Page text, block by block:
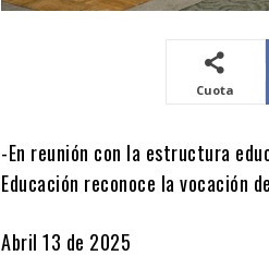
Cuota
-En reunión con la estructura
Educación reconoce la vocación
Abril 13 de 2025